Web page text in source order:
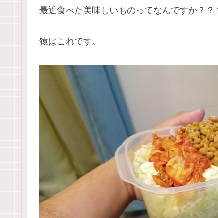
最近食べた美味しいものってなんですか？？
猿はこれです。